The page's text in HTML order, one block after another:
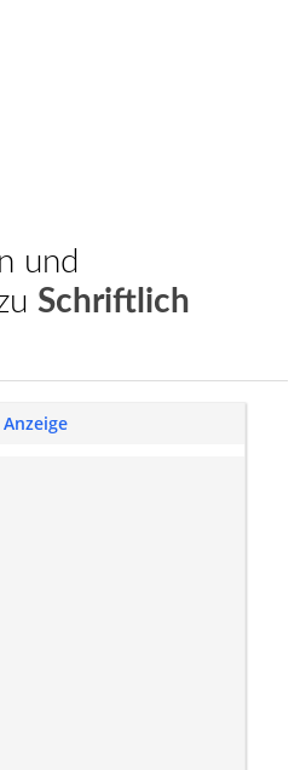
Schriftlich
Anzeige